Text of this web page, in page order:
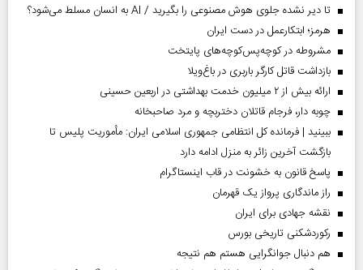
تا دیر نشده جلوی هوش مصنوعی را بگیرید / AI به انسان مسلط می‌شود؟
هرمز؛ ابتکارعمل در دست ایران
مشروطه در کوچه‌پس‌کوچه‌های پایتخت
بازداشت قاتل کارگر باربری در باغ‌ویلا
ارائه بیش از ۲ میلیون خدمت بهداشتی در اربعین حسینی
چوبه دار، فرجام قاتلان دختربچه و مرد صاحبخانه
ببینید | فرمانده کل انتظامی جمهوری اسلامی ایران­: مأموریت پلیس تا
بازگشت آخرین زائر به منزل ادامه دارد
پاسخ قانون به خشونت در قاب اینستاگرام
راز ماندگاری پرواز یک قهرمان
نقشه جهادی برای ایران
رکوردشکنی تاریخی بورس
هم دنبال جوانگرایی هستم هم نتیجه